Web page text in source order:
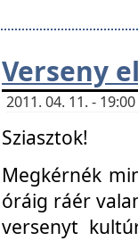
Verseny
2011. 04. 11. -
Sziasztok!
Megkérnék
óráig ráér
versenyt